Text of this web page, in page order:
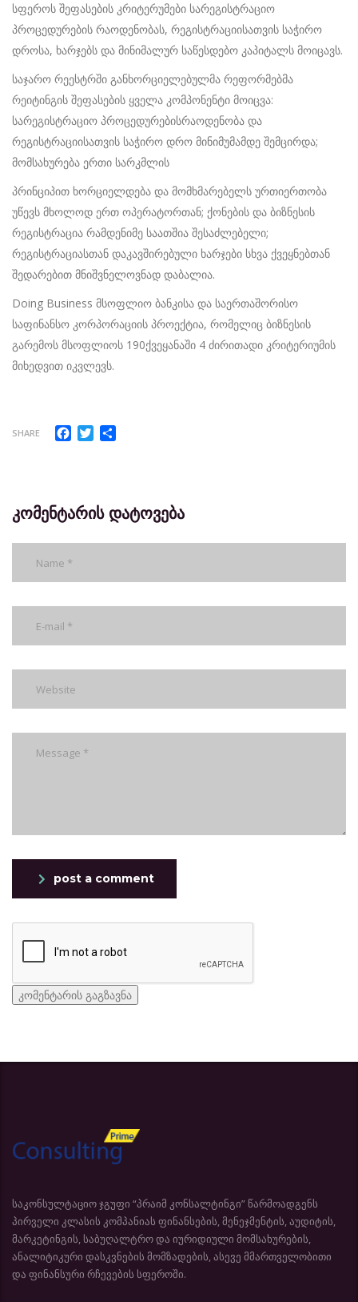
სფეროს შეფასების კრიტერუმები სარეგისტრაციო
პროცედურების რაოდენობას, რეგისტრაციისათვის საჭირო
დროსა, ხარჯებს და მინიმალურ საწესდებო კაპიტალს მოიცავს.
საჯარო რეესტრში განხორციელებულმა რეფორმებმა
რეიტინგის შეფასების ყველა კომპონენტი მოიცვა:
სარეგისტრაციო პროცედურებისრაოდენობა და
რეგისტრაციისათვის საჭირო დრო მინიმუმამდე შემცირდა;
მომსახურება ერთი სარკმლის
პრინციპით ხორციელდება და მომხმარებელს ურთიერთობა
უწევს მხოლოდ ერთ ოპერატორთან; ქონების და ბიზნესის
რეგისტრაცია რამდენიმე საათშია შესაძლებელი;
რეგისტრაციასთან დაკავშირებული ხარჯები სხვა ქვეყნებთან
შედარებით მნიშვნელოვნად დაბალია.
Doing Business მსოფლიო ბანკისა და საერთაშორისო
საფინანსო კორპორაციის პროექტია, რომელიც ბიზნესის
გარემოს მსოფლიოს 190ქვეყანაში 4 ძირითადი კრიტერიუმის
მიხედვით იკვლევს.
SHARE Facebook
Twitter
კომენტარის დატოვება
post a comment
საკონსულტაციო ჯგუფი “პრაიმ კონსალტინგი” წარმოადგენს
პირველი კლასის კომპანიას ფინანსების, მენეჯმენტის, აუდიტის,
მარკეტინგის, საბუღალტრო და იურიდიული მომსახურების,
ანალიტიკური დასკვნების მომზადების, ასევე მმართველობითი
და ფინანსური რჩევების სფეროში.